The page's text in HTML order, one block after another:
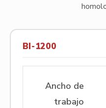
BI-1200
Ancho de
trabajo